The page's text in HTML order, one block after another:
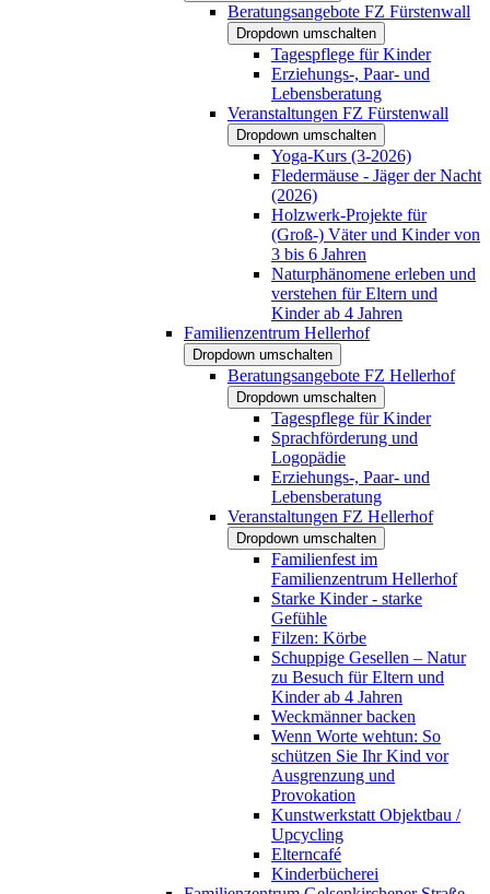
Beratungsangebote FZ Fürstenwall
Dropdown umschalten
Tagespflege für Kinder
Erziehungs-, Paar- und
Lebensberatung
Veranstaltungen FZ Fürstenwall
Dropdown umschalten
Yoga-Kurs (3-2026)
Fledermäuse - Jäger der Nacht
(2026)
Holzwerk-Projekte für
(Groß-) Väter und Kinder von
3 bis 6 Jahren
Naturphänomene erleben und
verstehen für Eltern und
Kinder ab 4 Jahren
Familienzentrum Hellerhof
Dropdown umschalten
Beratungsangebote FZ Hellerhof
Dropdown umschalten
Tagespflege für Kinder
Sprachförderung und
Logopädie
Erziehungs-, Paar- und
Lebensberatung
Veranstaltungen FZ Hellerhof
Dropdown umschalten
Familienfest im
Familienzentrum Hellerhof
Starke Kinder - starke
Gefühle
Filzen: Körbe
Schuppige Gesellen – Natur
zu Besuch für Eltern und
Kinder ab 4 Jahren
Weckmänner backen
Wenn Worte wehtun: So
schützen Sie Ihr Kind vor
Ausgrenzung und
Provokation
Kunstwerkstatt Objektbau /
Upcycling
Elterncafé
Kinderbücherei